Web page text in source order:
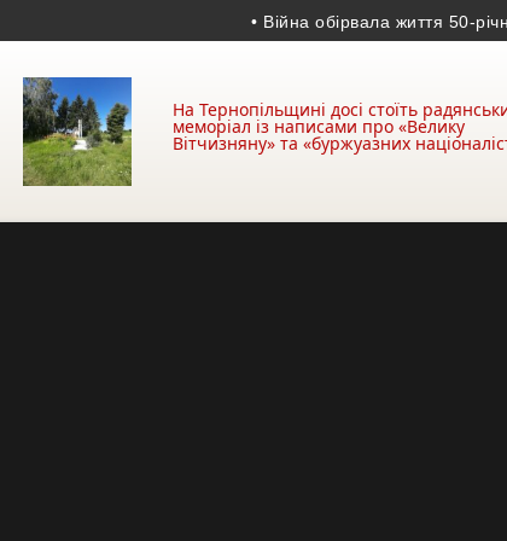
• Війна обірвала життя 50-річного
На Тернопільщині досі стоїть
меморіал із написами про «Велику
Вітчизняну» та «буржуазних